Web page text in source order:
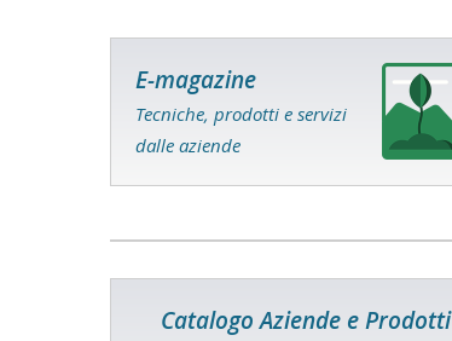
E-magazine
Tecniche, prodotti e servizi
dalle aziende
Catalogo Aziende e Prodotti